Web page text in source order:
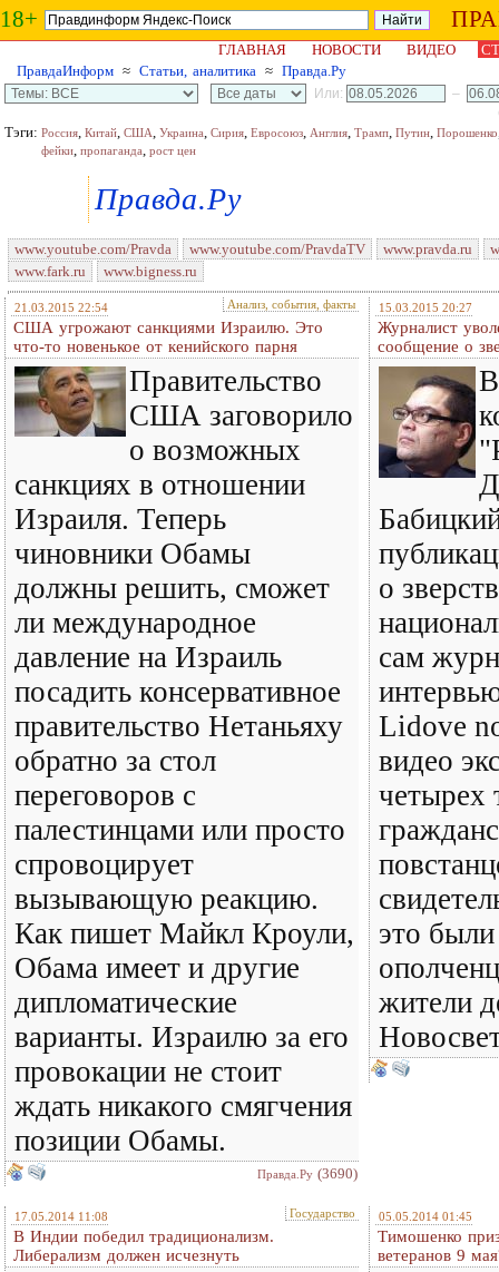
18+
ГЛАВНАЯ НОВОСТИ ВИДЕО
ПравдаИнформ ≈ Статьи, аналитика ≈ Правда.Ру
Или:
–
Тэги: Россия, Китай, США, Украина, Сирия, Евросоюз, Англия, Трамп, Путин, Порошенко
фейки, пропаганда, рост цен
Правда.Ру
www.youtube.com/Pravda www.youtube.com/PravdaTV www.pravda.ru
www.fark.ru
www.bigness.ru
21.03.2015 22:54 Анализ, события, факты
США угрожают санкциями Израилю. Это
что-то новенькое от кенийского парня
Правительство
США заговорило
о возможных
санкциях в отношении
Израиля. Теперь
чиновники Обамы
должны решить, сможет
ли международное
давление на Израиль
посадить консервативное
правительство Нетаньяху
обратно за стол
переговоров с
палестинцами или просто
спровоцирует
вызывающую реакцию.
Как пишет Майкл Кроули,
Обама имеет и другие
дипломатические
варианты. Израилю за его
провокации не стоит
ждать никакого смягчения
позиции Обамы.
Правда.Ру (3690)
15.03.2015 20:27
Журналист
сообщение о
о
сам
Lidove
видео
четырех
это
жители
17.05.2014 11:08 Государство
В Индии победил традиционализм.
Либерализм должен исчезнуть
05.05.2014 01:45
Тимошенко
ветеранов 9